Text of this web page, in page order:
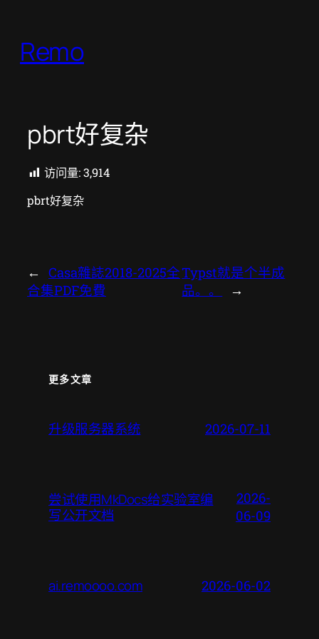
Remo
pbrt好复杂
访问量:3,914
pbrt好复杂
← Casa雜誌2018-2025全
合集PDF免費
Typst就是个半成
品。。
→
更多文章
升级服务器系统 2026-07-11
尝试使用MkDocs给实验室编
写公开文档
2026-
06-09
ai.remoooo.com 2026-06-02